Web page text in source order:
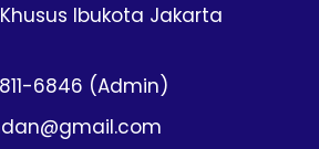
Ibukota Jakarta
6846 (Admin)